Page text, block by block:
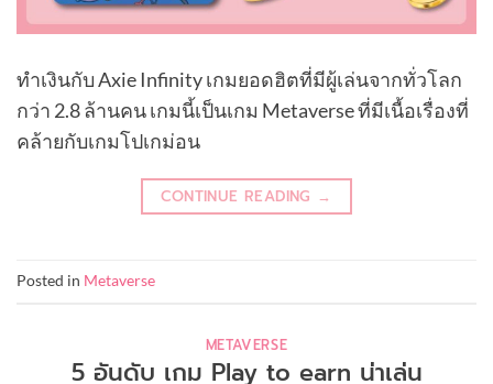
ทำเงินกับ Axie Infinity เกมยอดฮิตที่มีผู้เล่นจากทั่วโลก
กว่า 2.8 ล้านคน เกมนี้เป็นเกม Metaverse ที่มีเนื้อเรื่องที่
คล้ายกับเกมโปเกม่อน
CONTINUE READING →
Posted in Metaverse
METAVERSE
5 อันดับ เกม Play to earn น่าเล่น